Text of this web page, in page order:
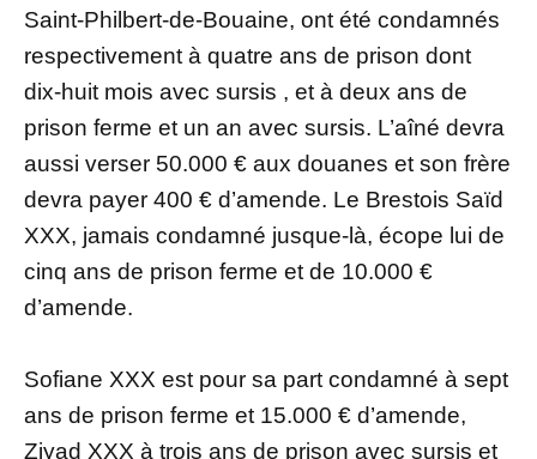
Saint-Philbert-de-Bouaine, ont été condamnés
respectivement à quatre ans de prison dont
dix-huit mois avec sursis , et à deux ans de
prison ferme et un an avec sursis. L’aîné devra
aussi verser 50.000 € aux douanes et son frère
devra payer 400 € d’amende. Le Brestois Saïd
XXX, jamais condamné jusque-là, écope lui de
cinq ans de prison ferme et de 10.000 €
d’amende.
Sofiane XXX est pour sa part condamné à sept
ans de prison ferme et 15.000 € d’amende,
Ziyad XXX à trois ans de prison avec sursis et